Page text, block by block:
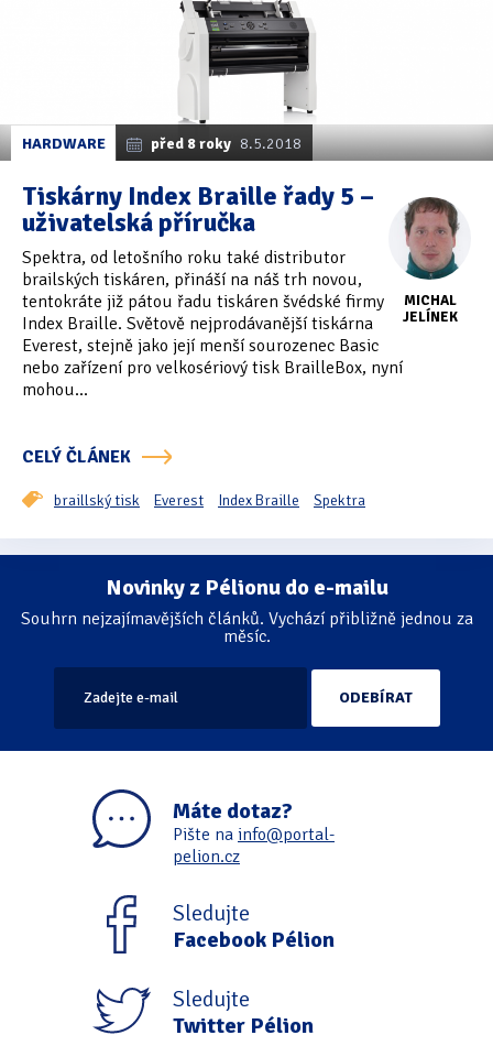
HARDWARE před 8 roky 8.5.2018
MICHAL
JELÍNEK
Tiskárny Index Braille řady 5 –
uživatelská příručka
Spektra, od letošního roku také distributor
brailských tiskáren, přináší na náš trh novou,
tentokráte již pátou řadu tiskáren švédské firmy
Index Braille. Světově nejprodávanější tiskárna
Everest, stejně jako její menší sourozenec Basic
nebo zařízení pro velkosériový tisk BrailleBox, nyní
mohou...
CELÝ ČLÁNEK
braillský tisk Everest Index Braille Spektra
Stránkování
Novinky z Pélionu do e-mailu
Souhrn nejzajímavějších článků. Vychází přibližně jednou za
měsíc.
Máte dotaz?
Pište na info@portal-
pelion.cz
Sledujte
Facebook Pélion
Sledujte
Twitter Pélion